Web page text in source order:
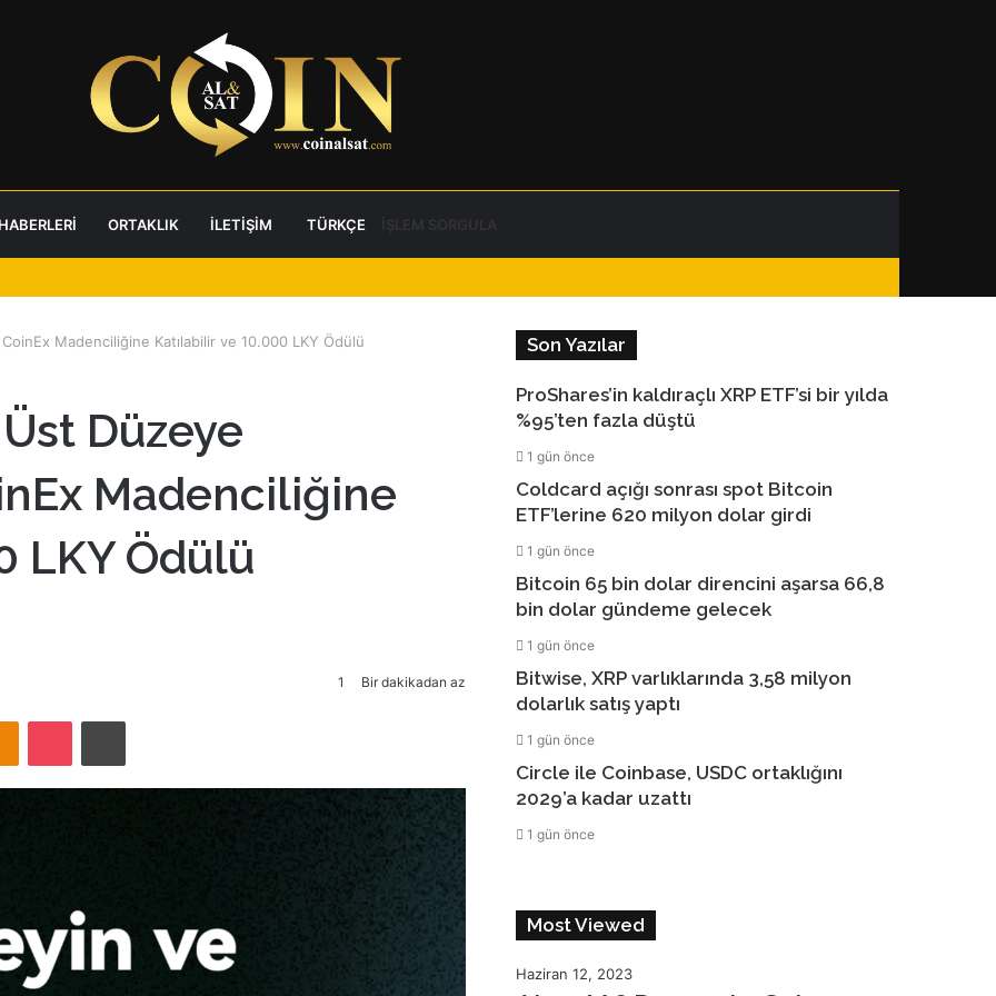
ORTAKLIK İLETIŞIM TÜRKÇE
Madenciliğine Katılabilir ve 10.000 LKY Ödülü
Düzeye
Madenciliğine
LKY Ödülü
1 Bir dakikadan az
Odnoklassniki
Pocket Yazdır
Son Yazılar
ProShares’in kaldıraçlı XRP ETF’si bir yılda
%95’ten fazla düştü
1 gün önce
Coldcard açığı sonrası spot Bitcoin
ETF’lerine 620 milyon dolar girdi
1 gün önce
Bitcoin 65 bin dolar direncini aşarsa 66,8
bin dolar gündeme gelecek
1 gün önce
Bitwise, XRP varlıklarında 3,58 milyon
dolarlık satış yaptı
1 gün önce
Circle ile Coinbase, USDC ortaklığını
2029’a kadar uzattı
1 gün önce
Most Viewed
Haziran 12, 2023